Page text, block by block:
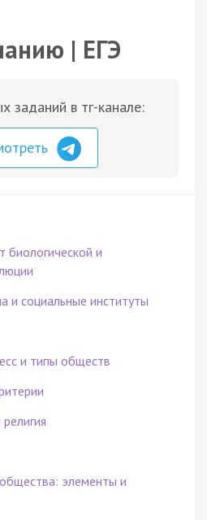
| ЕГЭ
заданий в тг-канале:
биологической и
и социальные институты
и типы обществ
элементы и